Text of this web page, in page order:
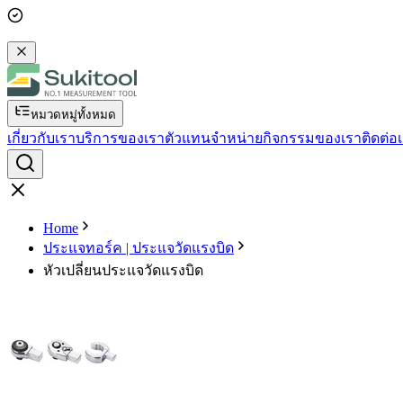
หมวดหมู่ทั้งหมด
เกี่ยวกับเราบริการของเราตัวแทนจำหน่ายกิจกรรมของเราติดต่อ
Home
ประแจทอร์ค | ประแจวัดแรงบิด
หัวเปลี่ยนประแจวัดแรงบิด